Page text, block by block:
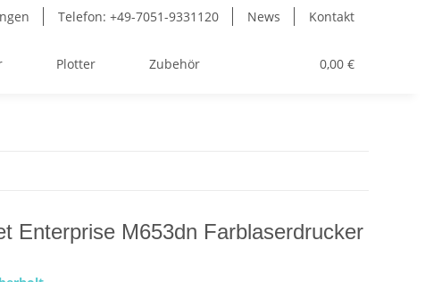
Telefon: +49-7051-9331120 News Kontakt
0,00 €
Plotter Zubehör
Enterprise M653dn Farblaserdrucker